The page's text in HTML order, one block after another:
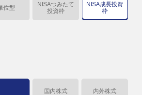
位型
NISAつみたて
投資枠
NISA成長投資
枠
国内株式 内外株式